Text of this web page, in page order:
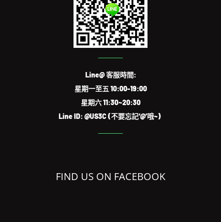
Line@ 客服時間:
星期一至五 10:00-19:00
星期六 11:30~20:30
Line ID: @US3C (不要忘記‘@’哦~)
FIND US ON FACEBOOK